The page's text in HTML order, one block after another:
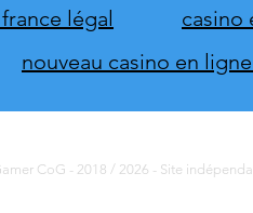
légal
casino
nouveau casino en
CoG - 2018 / 2026 - Site